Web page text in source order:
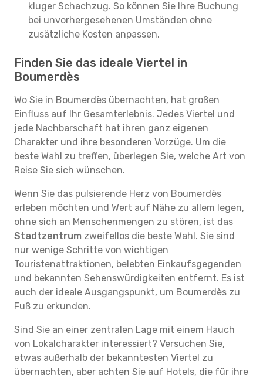
kluger Schachzug. So können Sie Ihre Buchung
bei unvorhergesehenen Umständen ohne
zusätzliche Kosten anpassen.
Finden Sie das ideale Viertel in
Boumerdès
Wo Sie in Boumerdès übernachten, hat großen
Einfluss auf Ihr Gesamterlebnis. Jedes Viertel und
jede Nachbarschaft hat ihren ganz eigenen
Charakter und ihre besonderen Vorzüge. Um die
beste Wahl zu treffen, überlegen Sie, welche Art von
Reise Sie sich wünschen.
Wenn Sie das pulsierende Herz von Boumerdès
erleben möchten und Wert auf Nähe zu allem legen,
ohne sich an Menschenmengen zu stören, ist das
Stadtzentrum zweifellos die beste Wahl. Sie sind
nur wenige Schritte von wichtigen
Touristenattraktionen, belebten Einkaufsgegenden
und bekannten Sehenswürdigkeiten entfernt. Es ist
auch der ideale Ausgangspunkt, um Boumerdès zu
Fuß zu erkunden.
Sind Sie an einer zentralen Lage mit einem Hauch
von Lokalcharakter interessiert? Versuchen Sie,
etwas außerhalb der bekanntesten Viertel zu
übernachten, aber achten Sie auf Hotels, die für ihre